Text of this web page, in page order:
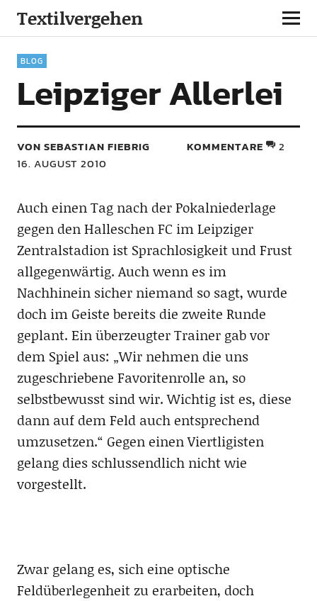
Textilvergehen
BLOG
Leipziger Allerlei
VON SEBASTIAN FIEBRIG
16. AUGUST 2010
KOMMENTARE 2
Auch einen Tag nach der Pokalniederlage
gegen den Halleschen FC im Leipziger
Zentralstadion ist Sprachlosigkeit und Frust
allgegenwärtig. Auch wenn es im
Nachhinein sicher niemand so sagt, wurde
doch im Geiste bereits die zweite Runde
geplant. Ein überzeugter Trainer gab vor
dem Spiel aus: „Wir nehmen die uns
zugeschriebene Favoritenrolle an, so
selbstbewusst sind wir. Wichtig ist es, diese
dann auf dem Feld auch entsprechend
umzusetzen.“ Gegen einen Viertligisten
gelang dies schlussendlich nicht wie
vorgestellt.
Zwar gelang es, sich eine optische
Feldüberlegenheit zu erarbeiten, doch